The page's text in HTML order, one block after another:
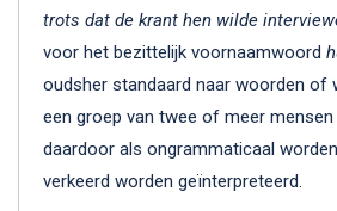
trots dat de krant hen wilde
voor het bezittelijk voornaamwoord
oudsher standaard naar woorden of
een groep van twee of meer mensen
daardoor als ongrammaticaal
verkeerd worden geïnterpreteerd.